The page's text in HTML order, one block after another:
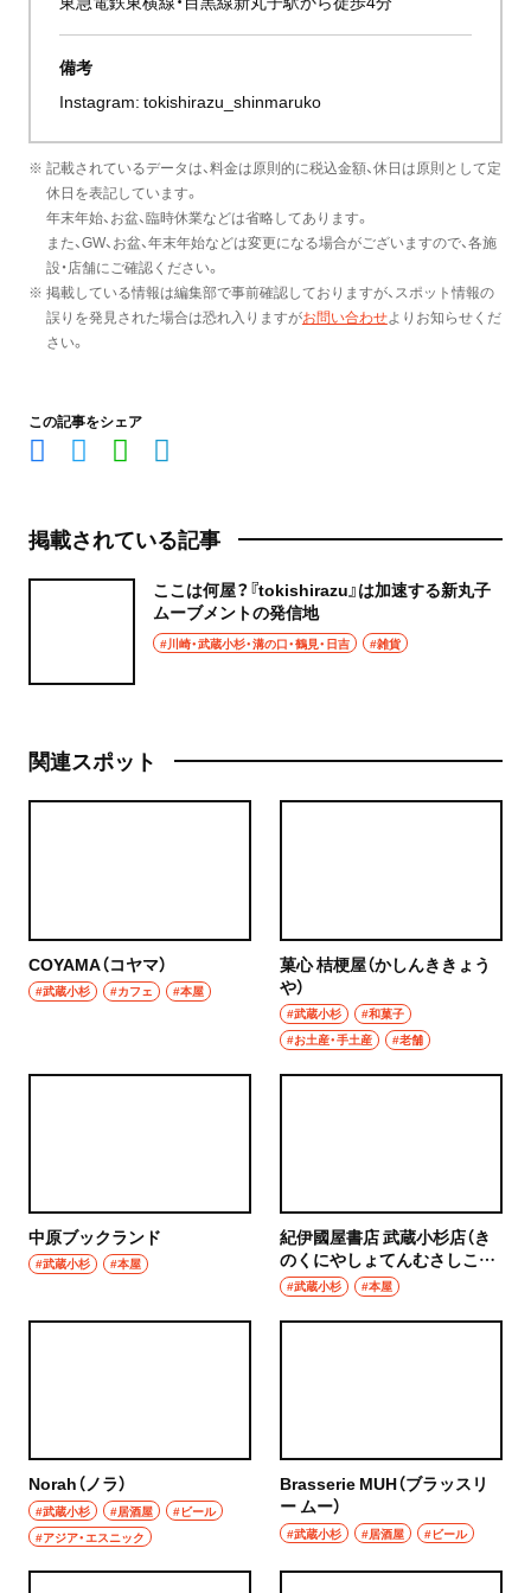
備考
Instagram:tokishirazu_shinmaruko
※ 記載されているデータは、料金は原則的に税込金額、休日は原則として定
休日を表記しています。
年末年始、お盆、臨時休業などは省略してあります。
また、GW、お盆、年末年始などは変更になる場合がございますので、各施
設・店舗にご確認ください。
※ 掲載している情報は編集部で事前確認しておりますが、スポット情報の
誤りを発見された場合は恐れ入りますがお問い合わせよりお知らせくだ
さい。
この記事をシェア
掲載されている記事
ここは何屋？『tokishirazu』は加速する新丸子
ムーブメントの発信地
#川崎・武蔵小杉・溝の口・鶴見・日吉 #雑貨
関連スポット
COYAMA（コヤマ）
#武蔵小杉 #カフェ #本屋
菓心 桔梗屋（かしんききょう
や）
#武蔵小杉
#和菓子
#お土産・手土産
#老舗
中原ブックランド
#武蔵小杉 #本屋
紀伊國屋書店 武蔵小杉店（き
のくにやしょてんむさしこす
ぎてん）
#武蔵小杉 #本屋
Norah（ノラ）
#武蔵小杉 #居酒屋
#ビール
#アジア・エスニック
Brasserie MUH（ブラッスリ
ー ムー）
#武蔵小杉 #居酒屋 #ビール